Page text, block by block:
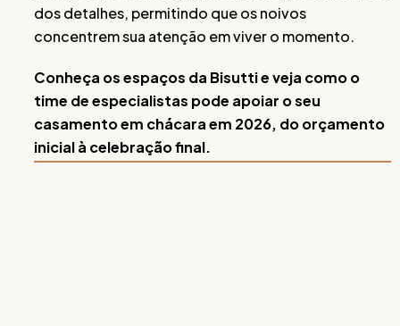
dos detalhes, permitindo que os noivos
concentrem sua atenção em viver o momento.
Conheça os espaços da Bisutti e veja como o
time de especialistas pode apoiar o seu
casamento em chácara em 2026, do orçamento
inicial à celebração final.